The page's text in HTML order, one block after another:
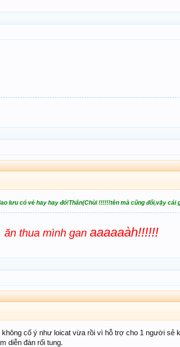
lưu có vẻ hay hay đó!Thân(Chùi !!!!!!tên mà cũng đổi,vậy cái
ăn thua mình gan aaaaaàh!!!!!!
cố ý như loicat vừa rồi vì hỗ trợ cho 1 người sẻ
diễn đàn rối tung.